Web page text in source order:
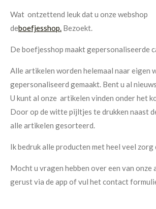
Wat ontzettend leuk dat u onze webshop
deboefjesshop. Bezoekt.
De boefjesshop maakt gepersonaliseerde
Alle artikelen worden helemaal naareigen
gepersonaliseerd gemaakt. Bent u al
U kunt al onze artikelen vinden onder het
Door op de witte pijltjes te drukken naast
alle artikelen gesorteerd.
Ik bedrukalle producten met heel veel zorg
Mocht u vragen hebben over een van onze
gerust via de app ofvul het contact